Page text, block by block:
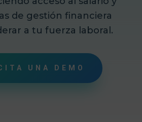
de gestión financiera
a tu fuerza laboral.
UNA DEMO